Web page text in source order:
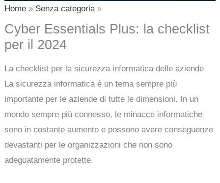
Home Senza categoria
Cyber Essentials Plus: la checklist
per il 2024
La checklist per la sicurezza informatica delle aziende
La sicurezza informatica è un tema sempre più
importante per le aziende di tutte le dimensioni. In un
mondo sempre più connesso, le minacce informatiche
sono in costante aumento e possono avere conseguenze
devastanti per le organizzazioni che non sono
adeguatamente protette.